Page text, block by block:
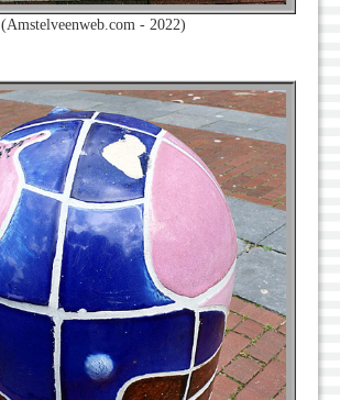
(Amstelveenweb.com - 2022)